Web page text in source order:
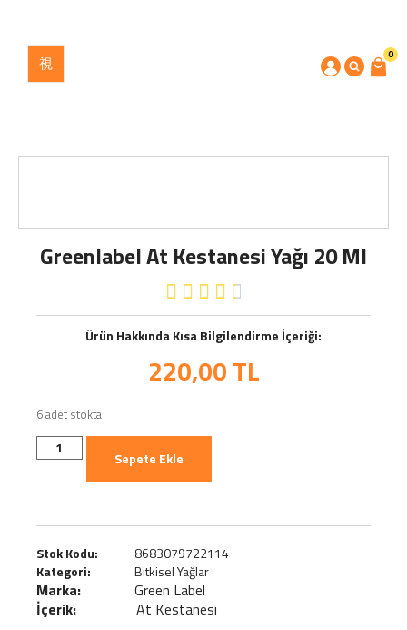
0
Greenlabel At Kestanesi Yağı 20 Ml
    
Ürün Hakkında Kısa Bilgilendirme İçeriği:
220,00TL
6 adet stokta
Sepete Ekle
Stok Kodu:
8683079722114
Kategori:
Bitkisel Yağlar
Marka:
Green Label
İçerik:
At Kestanesi